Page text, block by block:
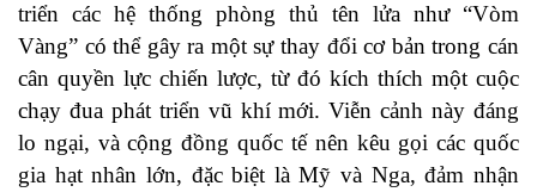
triển các hệ thống phòng thủ tên lửa như “Vòm
Vàng” có thể gây ra một sự thay đổi cơ bản trong cán
cân quyền lực chiến lược, từ đó kích thích một cuộc
chạy đua phát triển vũ khí mới. Viễn cảnh này đáng
lo ngại, và cộng đồng quốc tế nên kêu gọi các quốc
gia hạt nhân lớn, đặc biệt là Mỹ và Nga, đảm nhận